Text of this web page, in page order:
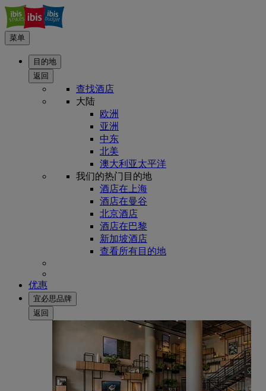
菜单
目的地
返回
查找酒店
大陆
欧洲
亚洲
中东
北美
澳大利亚太平洋
我们的热门目的地
酒店在上海
酒店在曼谷
北京酒店
酒店在巴黎
新加坡酒店
查看所有目的地
优惠
宜必思品牌
返回